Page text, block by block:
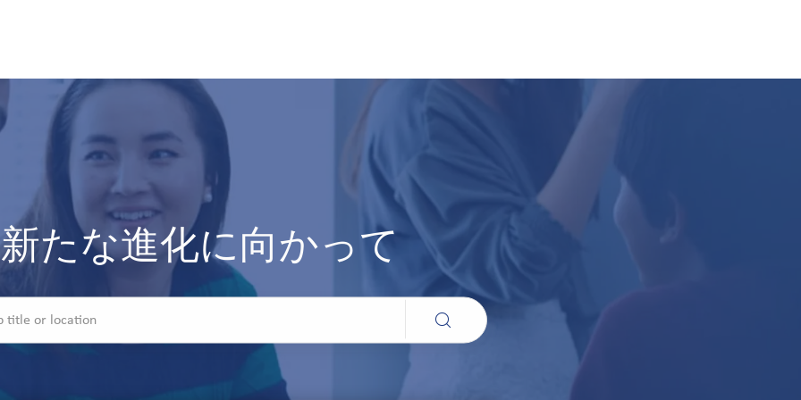
新たな進化に向かって
location